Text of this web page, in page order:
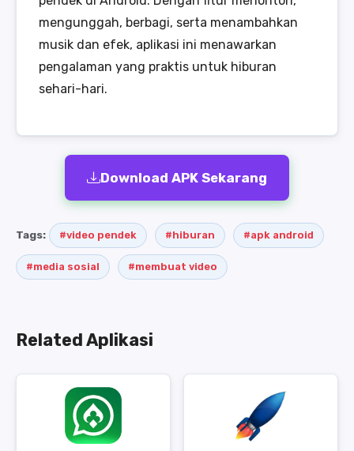
mengunggah, berbagi, serta menambahkan
musik dan efek, aplikasi ini menawarkan
pengalaman yang praktis untuk hiburan
sehari-hari.
Download APK Sekarang
Tags: #video pendek #hiburan #apk android
#media sosial #membuat video
Related Aplikasi